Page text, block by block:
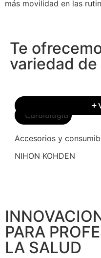
más movilidad en las
Te
variedad
Cardiología
Accesorios y
NIHON KOHDEN
PARA
LA SALUD